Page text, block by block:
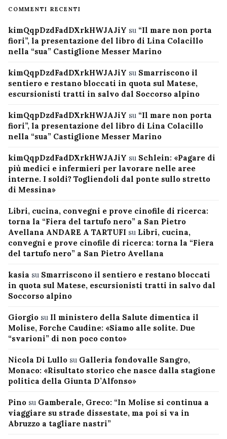
COMMENTI RECENTI
kimQqpDzdFadDXrkHWJAJiY su “Il mare non porta
fiori”, la presentazione del libro di Lina Colacillo
nella “sua” Castiglione Messer Marino
kimQqpDzdFadDXrkHWJAJiY su Smarriscono il
sentiero e restano bloccati in quota sul Matese,
escursionisti tratti in salvo dal Soccorso alpino
kimQqpDzdFadDXrkHWJAJiY su “Il mare non porta
fiori”, la presentazione del libro di Lina Colacillo
nella “sua” Castiglione Messer Marino
kimQqpDzdFadDXrkHWJAJiY su Schlein: «Pagare di
più medici e infermieri per lavorare nelle aree
interne. I soldi? Togliendoli dal ponte sullo stretto
di Messina»
Libri, cucina, convegni e prove cinofile di ricerca:
torna la “Fiera del tartufo nero” a San Pietro
Avellana ANDARE A TARTUFI su Libri, cucina,
convegni e prove cinofile di ricerca: torna la “Fiera
del tartufo nero” a San Pietro Avellana
kasia su Smarriscono il sentiero e restano bloccati
in quota sul Matese, escursionisti tratti in salvo dal
Soccorso alpino
Giorgio su Il ministero della Salute dimentica il
Molise, Forche Caudine: «Siamo alle solite. Due
“svarioni” di non poco conto»
Nicola Di Lullo su Galleria fondovalle Sangro,
Monaco: «Risultato storico che nasce dalla stagione
politica della Giunta D’Alfonso»
Pino su Gamberale, Greco: “In Molise si continua a
viaggiare su strade dissestate, ma poi si va in
Abruzzo a tagliare nastri”